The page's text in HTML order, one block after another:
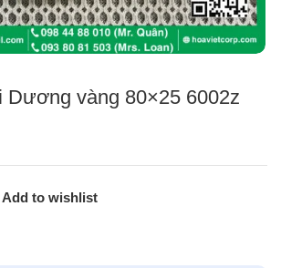
Dương vàng 80×25 6002z
Add to wishlist